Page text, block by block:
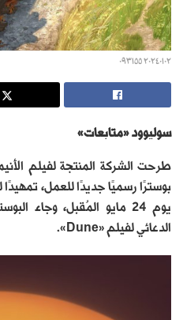
٢٠٢٤٠١٠٢ ٠٩٣١٥٥
سوليوود «متابعات»
طرحت الشركة المنتجة لفيلم
بوسترًا رسميًا جديدًا للعمل، تمهيدًا
يوم 24 مايو المُقبل،
الدعائي لفيلم «Dune».